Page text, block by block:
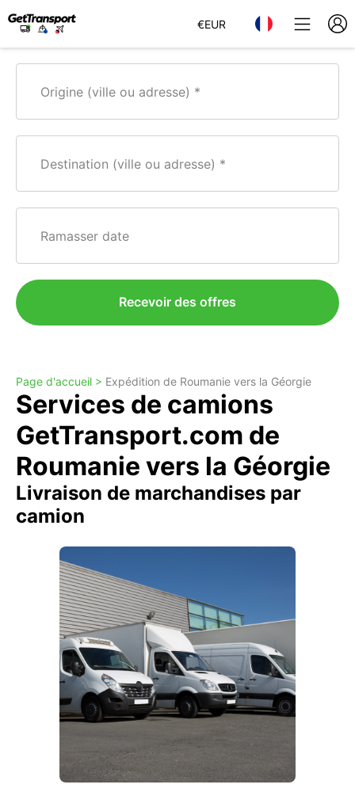
€EUR
Origine (ville ou adresse)
Destination (ville ou adresse)
Ramasser date
Recevoir des offres
Page d'accueil > Expédition de Roumanie vers la Géorgie
Services de camions
GetTransport.com de
Roumanie vers la Géorgie
Livraison de marchandises par
camion